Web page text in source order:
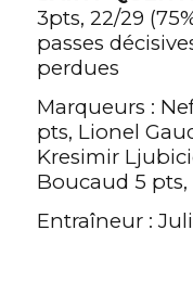
3pts, 22/29
passes
perdues
Marqueurs :
pts, Lionel
Kresimir
Boucaud 5
Entraîneur :